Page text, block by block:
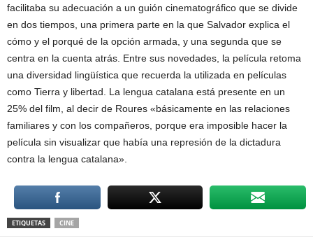
facilitaba su adecuación a un guión cinematográfico que se divide
en dos tiempos, una primera parte en la que Salvador explica el
cómo y el porqué de la opción armada, y una segunda que se
centra en la cuenta atrás. Entre sus novedades, la película retoma
una diversidad lingüística que recuerda la utilizada en películas
como Tierra y libertad. La lengua catalana está presente en un
25% del film, al decir de Roures «básicamente en las relaciones
familiares y con los compañeros, porque era imposible hacer la
película sin visualizar que había una represión de la dictadura
contra la lengua catalana».
ETIQUETAS CINE